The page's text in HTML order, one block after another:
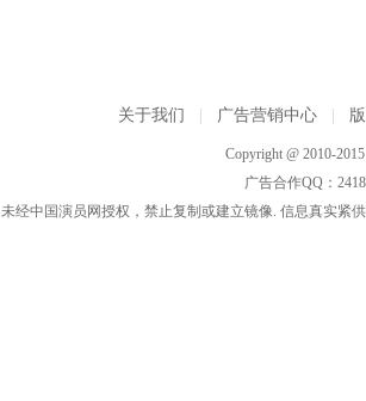
关于我们 广告营销中心
Copyright @ 2010-
广告合作QQ：
未经中国演员网授权，禁止复制或建立镜像. 信息真实紧